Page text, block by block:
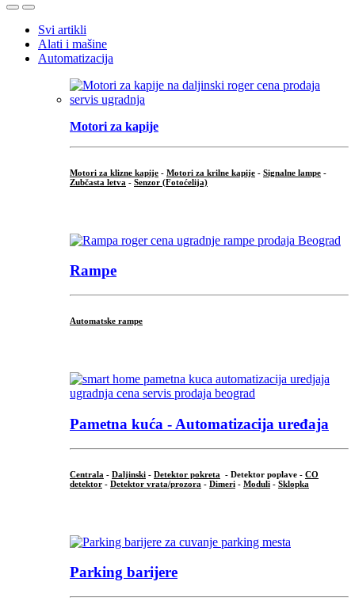
OpenClose
Svi artikli
Alati i mašine
Automatizacija
Motori za kapije
Motori za klizne kapije - Motori za krilne kapije - Signalne lampe -
Zubčasta letva - Senzor (Fotoćelija)
Rampe
Automatske rampe
Pametna kuća - Automatizacija uređaja
Centrala - Daljinski - Detektor pokreta - Detektor poplave - CO
detektor - Detektor vrata/prozora - Dimeri - Moduli - Sklopka
Parking barijere